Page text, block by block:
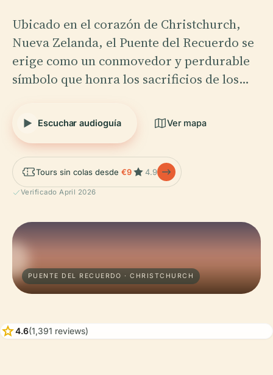
Ubicado en el corazón de Christchurch,
Nueva Zelanda, el Puente del Recuerdo se
erige como un conmovedor y perdurable
símbolo que honra los sacrificios de los…
Escuchar audioguía Ver mapa
Tours sin colas desde €9 4.9
Verificado April 2026
PUENTE DEL RECUERDO · CHRISTCHURCH
star4.6(1,391 reviews)